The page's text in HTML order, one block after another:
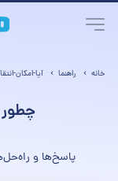
خانه راهنما آیا-امکان-
پاسخ‌ها و